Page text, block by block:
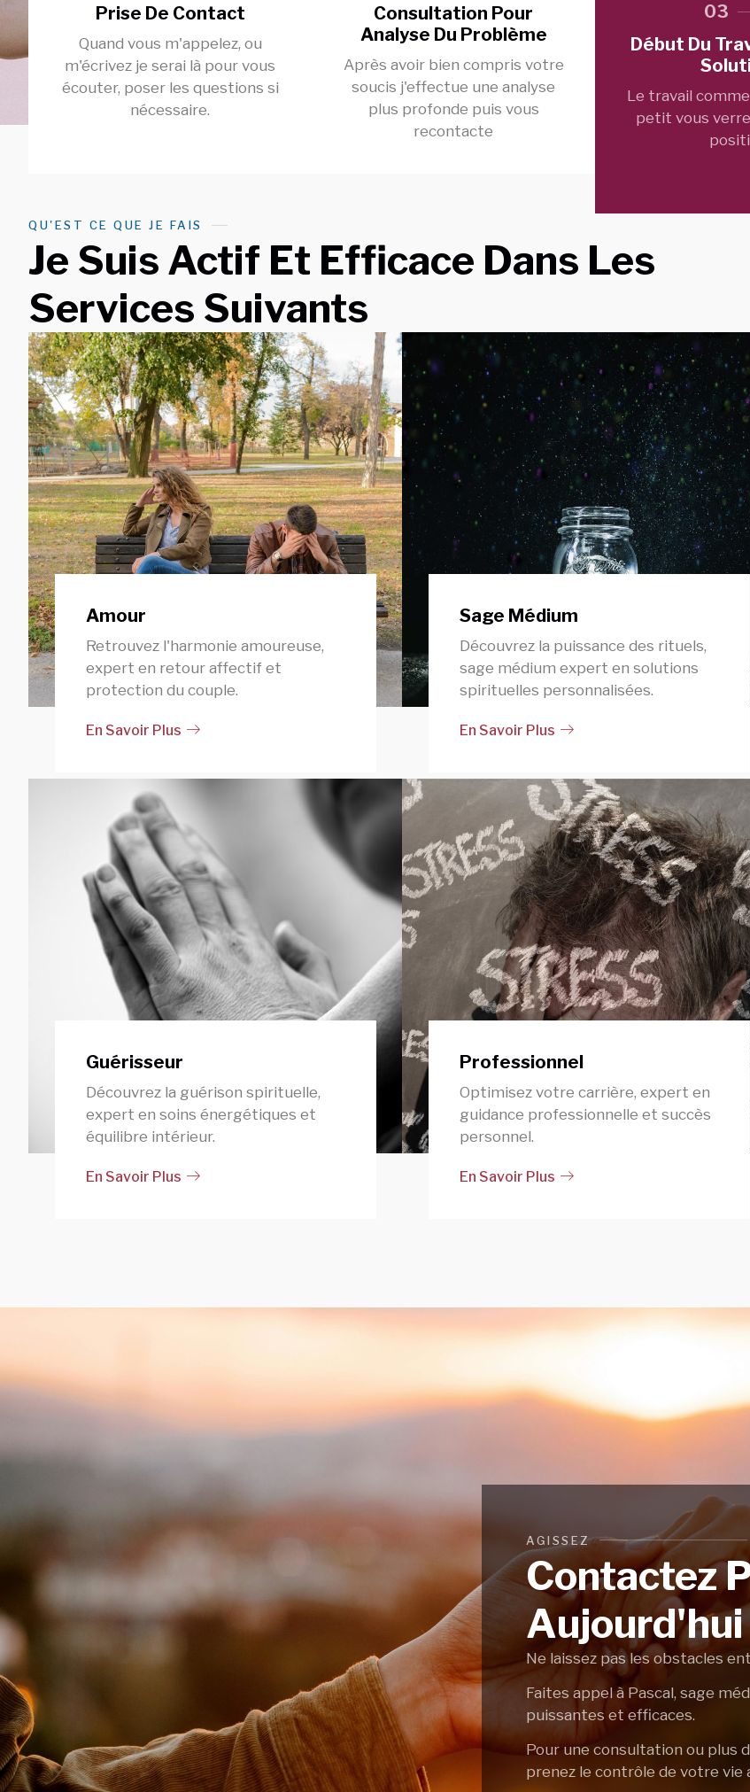
Prise De Contact
Quand vous m'appelez, ou
m'écrivez je serai là pour vous
écouter, poser les questions si
nécessaire.
Consultation Pour
Analyse Du Problème
Après avoir bien compris votre
soucis j'effectue une analyse
plus profonde puis vous
recontacte
03
Début Du
Le travail
petit vous
QU'EST CE QUE JE FAIS
Je Suis Actif Et Efficace Dans Les
Services Suivants
Amour
Retrouvez l'harmonie amoureuse,
expert en retour affectif et
protection du couple.
En Savoir Plus
Sage Médium
Découvrez la puissance des rituels,
sage médium expert en solutions
spirituelles personnalisées.
En Savoir Plus
Guérisseur
Découvrez la guérison spirituelle,
expert en soins énergétiques et
équilibre intérieur.
En Savoir Plus
Professionnel
Optimisez votre carrière, expert en
guidance professionnelle et succès
personnel.
En Savoir Plus
AGISSEZ
Contactez
Aujourd'hui
Ne laissez pas les obstacles
Faites appel à Pascal, sage
puissantes et efficaces.
Pour une consultation ou plus
prenez le contrôle de votre vie